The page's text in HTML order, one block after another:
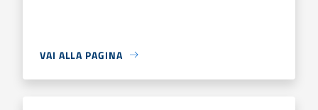
VAI ALLA PAGINA